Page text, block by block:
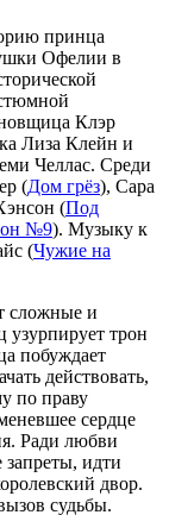
принца
Офелии в
Клэр
Лиза Клейн и
Челлас. Среди
(Дом грёз), Сара
(Под
№9). Музыку к
(Чужие на
сложные и
узурпирует трон
побуждает
действовать,
по праву
сердце
Ради любви
идти
двор.
судьбы.